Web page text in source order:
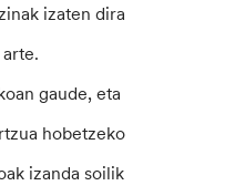
izaten dira
gaude, eta
hobetzeko
izanda soilik